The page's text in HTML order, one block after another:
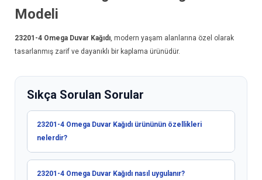
Modeli
23201-4 Omega Duvar Kağıdı , modern yaşam alanlarına özel olarak
tasarlanmış zarif ve dayanıklı bir kaplama ürünüdür.
Sıkça Sorulan Sorular
23201-4 Omega Duvar Kağıdı ürününün özellikleri
nelerdir?
23201-4 Omega Duvar Kağıdı nasıl uygulanır?